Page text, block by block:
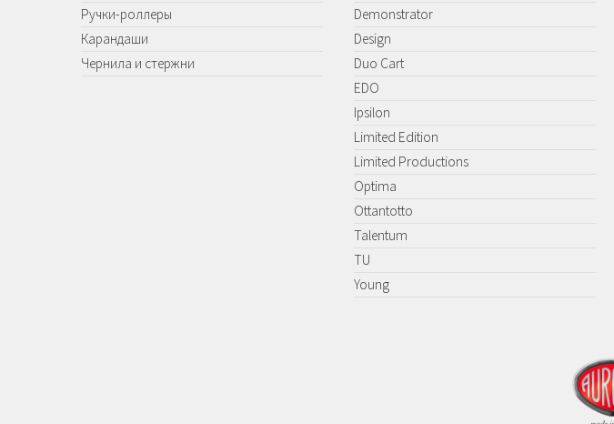
Ручки-роллеры
Карандаши
Чернила и стержни
Demonstrator
Design
Duo Cart
EDO
Ipsilon
Limited Edition
Limited Productions
Optima
Ottantotto
Talentum
TU
Young